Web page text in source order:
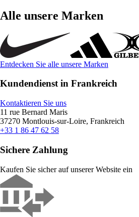
Alle unsere Marken
Entdecken Sie alle unsere Marken
Kundendienst in Frankreich
Kontaktieren Sie uns
11 rue Bernard Maris
37270 Montlouis-sur-Loire, Frankreich
+33 1 86 47 62 58
Sichere Zahlung
Kaufen Sie sicher auf unserer Website ein